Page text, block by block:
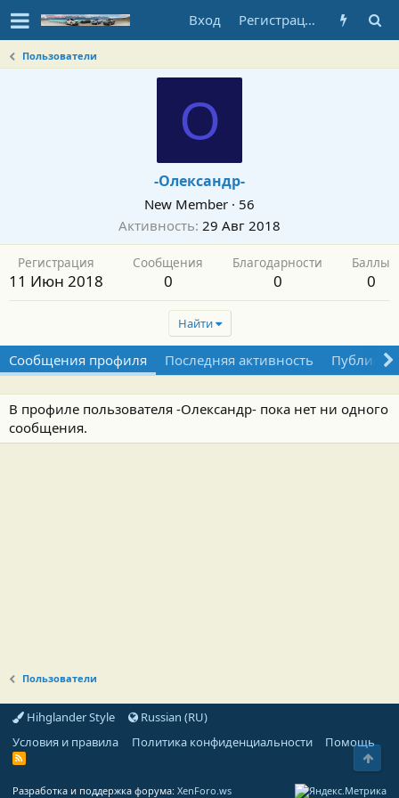
Вход Регистрация
Пользователи
О
-Олександр-
New Member · 56
Активность 29 Авг 2018
Регистрация
11 Июн 2018
Сообщения
0
Благодарности
0
Баллы
0
Найти
Сообщения профиля Последняя активность
В профиле пользователя -Олександр- пока нет ни одного
сообщения.
Пользователи
Hihglander Style
Russian (RU)
Условия и правила
Политика конфиденциальности Помощь
R
Разработка и поддержка форума: XenForo.ws